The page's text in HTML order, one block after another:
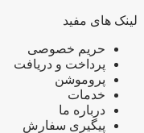
لینک های مفید
حریم خصوصی
پرداخت و دریافت
پروموشن
خدمات
درباره ما
پیگیری سفارش